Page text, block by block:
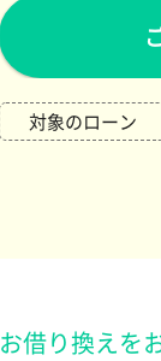
対象のローン
お借り換えを